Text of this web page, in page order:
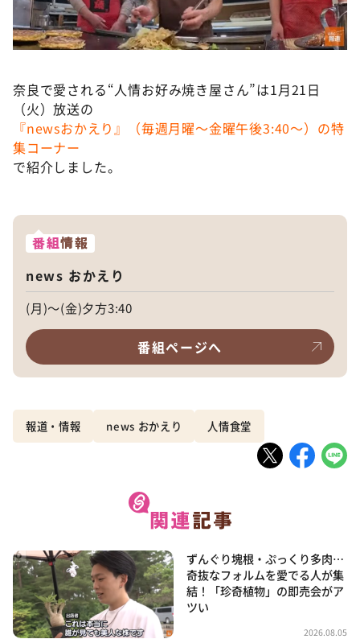
奈良で愛される“人情お好み焼き屋さん”は1月21日
（火）放送の
『newsおかえり』（毎週月曜〜金曜午後3:40〜）の特
集コーナー
で紹介しました。
番組情報
news おかえり
(月)～(金)夕方3:40
番組ページへ
報道・情報 news おかえり 人情食堂
ずんぐり塊根・ぷっくり多肉…
奇抜なフォルムを愛でる人が集
結！「珍奇植物」の即売会がア
ツい
2026.08.05